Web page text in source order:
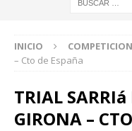
INICIO
– Cto de España
TRIAL SARRIá
GIRONA –